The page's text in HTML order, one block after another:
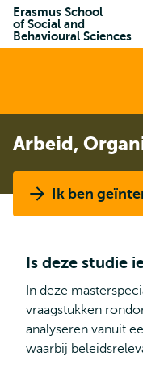
Erasmus School
of Social and
Behavioural Sciences
Arbeid,
Ik ben
Is deze studie
In deze
vraagstukken
analyseren vanuit
waarbij